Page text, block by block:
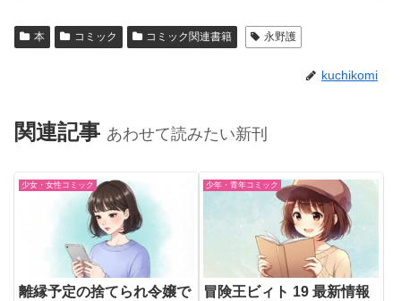
本 コミック コミック関連書籍 永野護
kuchikomi
関連記事 あわせて読みたい新刊
少女・女性コミック
離縁予定の捨てられ令嬢で
少年・青年コミック
冒険王ビィト 19 最新情報